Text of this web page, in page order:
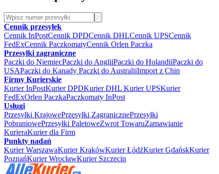
Cennik przesyłek
Cennik InPostCennik DPDCennik DHLCennik UPSCennik
FedExCennik PaczkomatyCennik Orlen Paczka
Przesyłki zagraniczne
Paczki do NiemiecPaczki do AngliiPaczki do HolandiiPaczki do
USAPaczki do Kanady Paczki do AustraliiImport z Chin
Firmy Kurierskie
Kurier InPostKurier DPDKurier DHL Kurier UPSKurier
FedExOrlen PaczkaPaczkomaty InPost
Usługi
Przesyłki KrajowePrzesyłki ZagranicznePrzesyłki
PobraniowePrzesyłki PaletoweZwrot TowaruZamawianie
KurieraKurier dla Firm
Punkty nadań
Kurier WarszawaKurier KrakówKurier ŁódźKurier GdańskKurier
PoznańKurier WrocławKurier Szczecin